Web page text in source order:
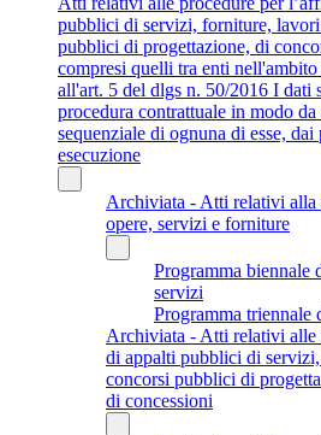
pubblici di servizi, forniture,
pubblici di progettazione, di
compresi quelli tra enti
all'art. 5 del dlgs n. 50/2016 I dati
procedura contrattuale in modo
sequenziale di ognuna di esse,
esecuzione
Archiviata - Atti relativi alla
opere, servizi e forniture
Programma biennale
servizi
Programma
Archiviata - Atti relativi alle
di appalti pubblici di
concorsi pubblici di
di concessioni